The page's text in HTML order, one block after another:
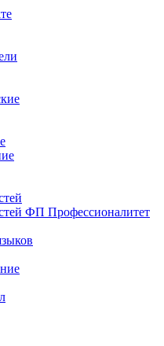
ФП Профессионалитет